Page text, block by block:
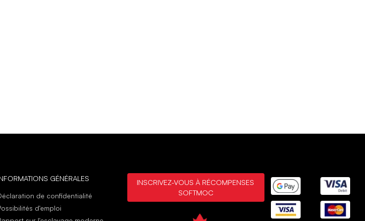
GÉNÉRALES
de confidentialité
d'emploi
INSCRIVEZ-VOUS À RÉCOMPENSES
SOFTMOC